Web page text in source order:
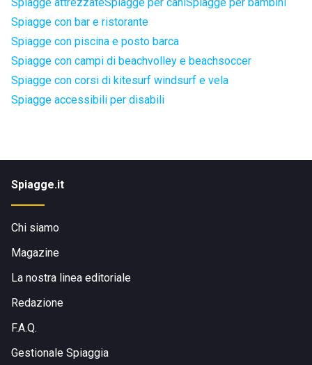
Spiagge con bar e ristorante
Spiagge con piscina e posto barca
Spiagge con campi di beachvolley e beachsoccer
Spiagge con corsi di kitesurf windsurf e vela
Spiagge accessibili per disabili
Spiagge.it
Chi siamo
Magazine
La nostra linea editoriale
Redazione
F.A.Q.
Gestionale Spiaggia